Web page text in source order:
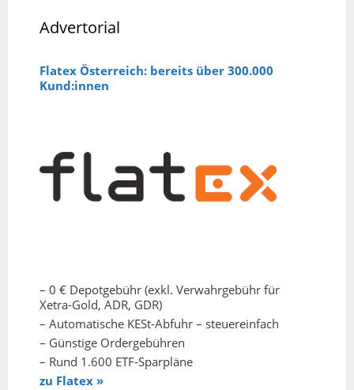
Advertorial
Flatex Österreich: bereits über 300.000
Kund:innen
– 0 € Depotgebühr (exkl. Verwahrgebühr für
Xetra-Gold, ADR, GDR)
– Automatische KESt-Abfuhr – steuereinfach
– Günstige Ordergebühren
– Rund 1.600 ETF-Sparpläne
zu Flatex »